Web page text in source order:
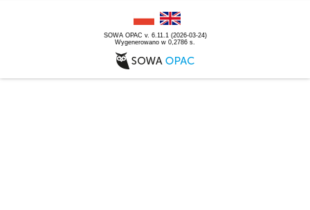
SOWA OPAC v. 6.11.1 (2026-03-24)
Wygenerowano w 0,2786 s.